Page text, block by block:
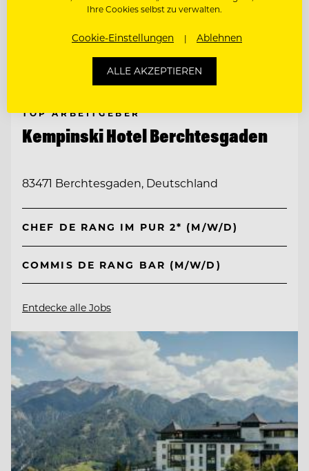
TOP ARBEITGEBER
Kempinski Hotel Berchtesgaden
83471 Berchtesgaden, Deutschland
CHEF DE RANG IM PUR 2* (M/W/D)
COMMIS DE RANG BAR (M/W/D)
Entdecke alle Jobs
Ihre Cookies selbst zu verwalten.
Cookie-Einstellungen Ablehnen
ALLE AKZEPTIEREN